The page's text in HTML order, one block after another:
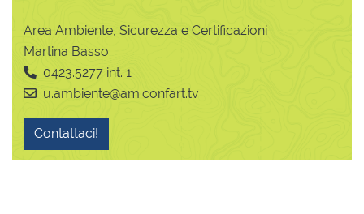
Area Ambiente, Sicurezza e Certificazioni
Martina Basso
0423.5277 int. 1
u.ambiente@am.confart.tv
Contattaci!